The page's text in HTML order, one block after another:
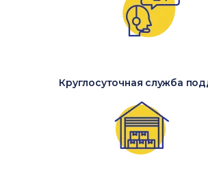
Круглосуточная служба